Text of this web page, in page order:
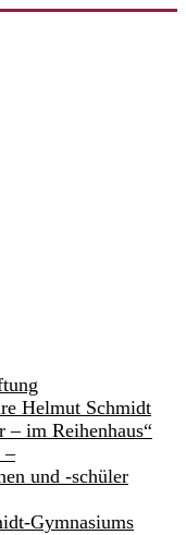
Helmut Schmidt
– im Reihenhaus“
–
und -schüler
Gymnasiums